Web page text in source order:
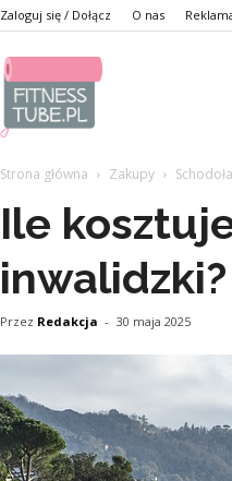
Zaloguj się / Dołącz O nas
Strona główna Zakupy
Ile
inwalidzki?
Przez Redakcja - 30 maja 2025